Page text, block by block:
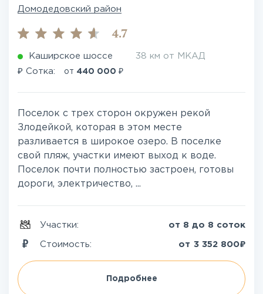
Домодедовский район
4.7
Каширское шоссе 38 км от МКАД
₽ Сотка: от 440 000 ₽
Поселок с трех сторон окружен рекой
Злодейкой, которая в этом месте
разливается в широкое озеро. В поселке
свой пляж, участки имеют выход к воде.
Поселок почти полностью застроен, готовы
дороги, электричество, ...
Участки: от 8 до 8 соток
Стоимость: от 3 352 800₽
Подробнее